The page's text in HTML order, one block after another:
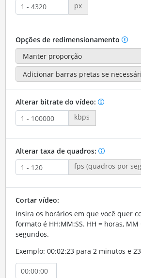
px
Opções de redimensionamento
Alterar bitrate do vídeo:
kbps
Alterar taxa de quadros:
fps (quadros por
Cortar vídeo:
Insira os horários em que você quer
formato é HH:MM:SS. HH = horas, MM
segundos.
Exemplo: 00:02:23 para 2 minutos e